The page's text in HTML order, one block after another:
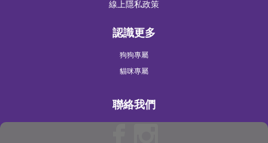
線上隱私政策
認識更多
狗狗專屬
貓咪專屬
聯絡我們